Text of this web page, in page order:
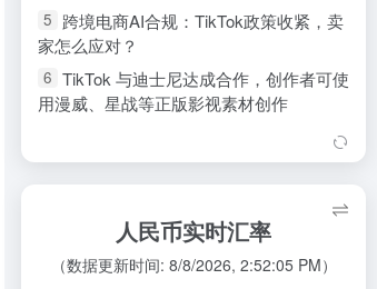
# 官方公开课回放 # 美妆个护
15 禁售商品规则（英国） 08/06
16 禁售商品政策（欧盟）
17 TikTok Shop商家负余额规则（欧
盟）
08/06
08/06
玩具商品合规指南（欧盟/英国）
5 跨境电商AI合规：TikTok政策收紧，卖
家怎么应对？
6 TikTok 与迪士尼达成合作，创作者可使
用漫威、星战等正版影视素材创作
Disney+与TikTok合作引入粉丝创作内
容至短视频板块
逊二季度利润同比大增245%；TikTok ...
东南亚电商乱斗：TikTok一年翻4倍，S
hopee和Lazada慌了
人民币实时汇率
（数据更新时间: 8/8/2026, 2:52:05 PM）